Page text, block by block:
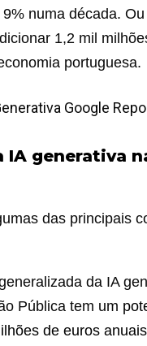
numa década.
1,2 mil
portuguesa.
IA generativa
das principais
da IA
Pública tem um
de euros anuais